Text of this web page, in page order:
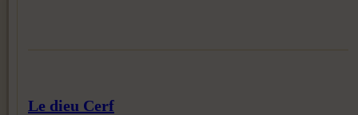
Le dieu Cerf